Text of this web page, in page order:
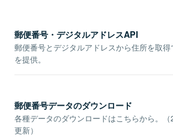
郵便番号・デジタルアドレスAPI
郵便番号とデジタルアドレスから住所を取
を提供。
郵便番号データのダウンロード
各種データのダウンロードはこちらから。（
更新）